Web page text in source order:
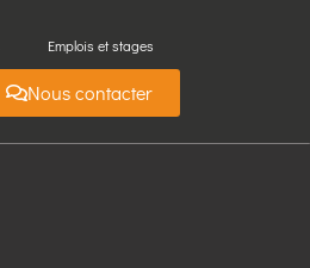
Emplois et stages
Nous contacter